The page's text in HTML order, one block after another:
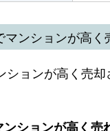
マンションが高く
ションが高く売
ションが高く売